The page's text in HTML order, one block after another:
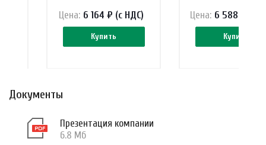
Купить
Цена: 6 164 ₽ (с НДС)
Купить
Цена: 6 588 ₽ (с
Документы
Презентация компании
6.8 Мб